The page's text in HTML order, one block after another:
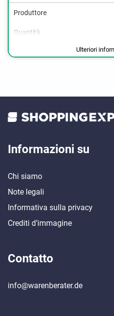
Produttore
Quantità
Ulteriori
Informazioni su
Chi siamo
Note legali
Informativa sulla privacy
Crediti d’immagine
Contatto
info@warenberater.de